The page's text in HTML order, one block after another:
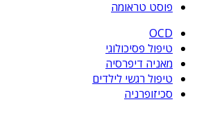
פוסט טראומה
OCD
טיפול פסיכולוגי
מאניה דיפרסיה
טיפול רגשי לילדים
סכיזופרניה